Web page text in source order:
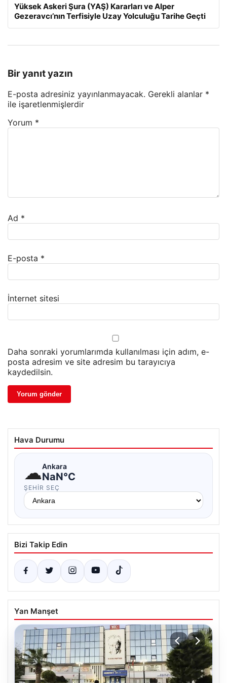
Yüksek Askeri Şura (YAŞ) Kararları ve Alper
Gezeravcı’nın Terfisiyle Uzay Yolculuğu Tarihe Geçti
Bir yanıt yazın
E-posta adresiniz yayınlanmayacak. Gerekli alanlar *
ile işaretlenmişlerdir
Yorum *
Ad *
E-posta *
İnternet sitesi
Daha sonraki yorumlarımda kullanılması için adım, e-
posta adresim ve site adresim bu tarayıcıya
kaydedilsin.
Hava Durumu
☁Ankara
NaN°C
ŞEHIR SEÇ
Bizi Takip Edin
Yan Manşet